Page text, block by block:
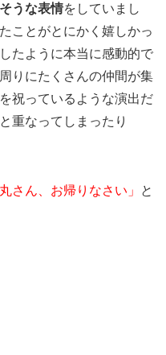
うな表情をしていまし
ことがとにかく嬉しかっ
たように本当に感動的で
りにたくさんの仲間が集
祝っているような演出だ
重なってしまったり
丸さん、お帰りなさい」
と